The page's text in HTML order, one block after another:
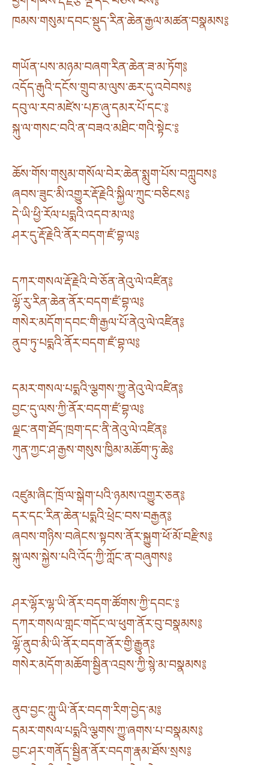
ཁམས་གསུམ་དབང་སྡུད་རིན་ཆེན་རྒྱལ་མཚན་བསྣམས༔
གཡོན་པས་མཉམ་བཞག་རིན་ཆེན་ཟ་མ་ཏོག༔
འདོད་རྒུའི་དངོས་གྲུབ་མ་ལུས་ཆར་དུ་འབེབས༔
དབུ་ལ་རབ་མཛེས་པཎ་ཞུ་དམར་པོ་དང་༔
སྐུ་ལ་གསང་བའི་ན་བཟའ་མཐིང་གའི་སྟེང་༔
ཆོས་གོས་གསུམ་གསོལ་བེར་ཆེན་སྨུག་པོས་བཀླུབས༔
ཞབས་ཟུང་མི་འགྱུར་རྡོ་རྗེའི་སྐྱིལ་ཀྲུང་བཅིངས༔
དེ་ཡི་ཕྱི་རོལ་པདྨའི་འདབ་མ་ལ༔
ཤར་དུ་རྡོ་རྗེའི་ནོར་བདག་ཛཾ་བྷ་ལ༔
དཀར་གསལ་རྡོ་རྗེའི་བེ་ཅོན་ནེའུ་ལེ་འཛིན༔
ལྷོ་རུ་རིན་ཆེན་ནོར་བདག་ཛཾ་བྷ་ལ༔
གསེར་མདོག་དབང་གི་རྒྱལ་པོ་ནེའུ་ལེ་འཛིན༔
ནུབ་ཏུ་པདྨའི་ནོར་བདག་ཛཾ་བྷ་ལ༔
དམར་གསལ་པདྨའི་ལྕགས་ཀྱུ་ནེའུ་ལེ་འཛིན༔
བྱང་དུ་ལས་ཀྱི་ནོར་བདག་ཛཾ་བྷ་ལ༔
ལྗང་ནག་ཐོད་ཁྲག་དང་ནི་ནེའུ་ལེ་འཛིན༔
ཀུན་ཀྱང་ཤ་རྒྱས་གསུས་ཁྱིམ་མཆོག་ཏུ་ཆེ༔
འཛུམ་ཞིང་ཁྲོ་ལ་སྒེག་པའི་ཉམས་འགྱུར་ཅན༔
དར་དང་རིན་ཆེན་པདྨའི་ཕྲེང་བས་བརྒྱན༔
ཞབས་གཉིས་བཞེངས་སྟབས་ནོར་སྐྱུག་ཕོ་མོ་བརྫིས༔
སྐུ་ལས་སྐྱེས་པའི་འོད་ཀྱི་ཀློང་ན་བཞུགས༔
ཤར་ལྷོར་ལྷ་ཡི་ནོར་བདག་ཚོགས་ཀྱི་དབང་༔
དཀར་གསལ་གླང་གདོང་ལ་ཕུག་ནོར་བུ་བསྣམས༔
ལྷོ་ནུབ་མི་ཡི་ནོར་བདག་ནོར་གྱི་རྒྱུན༔
གསེར་མདོག་མཆོག་སྦྱིན་འབྲས་ཀྱི་སྙེ་མ་བསྣམས༔
ནུབ་བྱང་ཀླུ་ཡི་ནོར་བདག་རིག་བྱེད་མ༔
དམར་གསལ་པདྨའི་ལྕགས་ཀྱུ་ཞགས་པ་བསྣམས༔
བྱང་ཤར་གནོད་སྦྱིན་ནོར་བདག་རྣམ་ཐོས་སྲས༔